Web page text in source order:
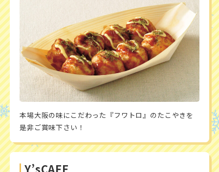
本場大阪の味にこだわった『フワトロ』のたこやきを
是非ご賞味下さい！
Y’sCAFE